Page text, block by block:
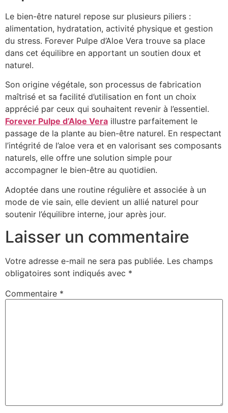
Le bien-être naturel repose sur plusieurs piliers :
alimentation, hydratation, activité physique et gestion
du stress. Forever Pulpe d’Aloe Vera trouve sa place
dans cet équilibre en apportant un soutien doux et
naturel.
Son origine végétale, son processus de fabrication
maîtrisé et sa facilité d’utilisation en font un choix
apprécié par ceux qui souhaitent revenir à l’essentiel.
Forever Pulpe d’Aloe Vera illustre parfaitement le
passage de la plante au bien-être naturel. En respectant
l’intégrité de l’aloe vera et en valorisant ses composants
naturels, elle offre une solution simple pour
accompagner le bien-être au quotidien.
Adoptée dans une routine régulière et associée à un
mode de vie sain, elle devient un allié naturel pour
soutenir l’équilibre interne, jour après jour.
Laisser un commentaire
Votre adresse e-mail ne sera pas publiée. Les champs
obligatoires sont indiqués avec *
Commentaire *